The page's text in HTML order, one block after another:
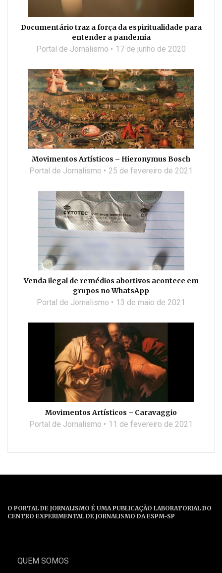
Documentário traz a força da espiritualidade para
entender a pandemia
Portal de Jornalismo 17 de junho de 2020
Movimentos Artísticos – Hieronymus Bosch
Portal de Jornalismo 25 de fevereiro de 2021
Venda ilegal de remédios abortivos acontece em
grupos no WhatsApp
Portal de Jornalismo 13 de maio de 2021
Movimentos Artísticos – Caravaggio
Portal de Jornalismo 11 de fevereiro de 2021
O PORTAL DE JORNALISMO É UMA PUBLICAÇÃO LABORATORIAL DO
CENTRO EXPERIMENTAL DE JORNALISMO DA ESPM-SP
QUEM SOMOS